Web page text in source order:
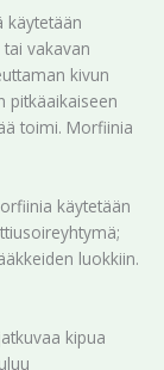
käytetään
vakavan
kivun
pitkäaikaiseen
toimi. Morfiinia
käytetään
luokkiin.
kipua